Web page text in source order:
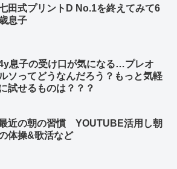
田式プリントD No.1を終えてみて6
息子
息子の受け口が気になる…プレオ
ソってどうなんだろう？もっと気軽
試せるものは？？？
近の朝の習慣 YOUTUBE活用し朝
体操&歌活など